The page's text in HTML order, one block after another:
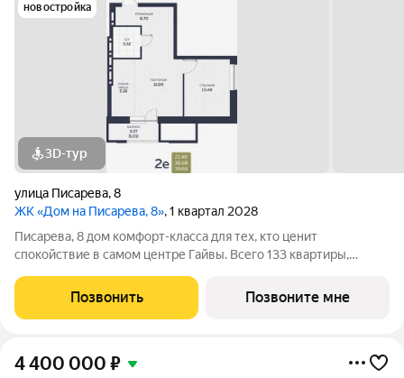
новостройка
3D-тур
улица Писарева,8
ЖК «Дом на Писарева, 8», 1 квартал 2028
Писарева, 8 дом комфорт-класса для тех, кто ценит
спокойствие в самом центре Гайвы. Всего 133 квартиры,
зарубежного производства. Всё необходимое в пешей
доступности: детские сады и гимназия,
Позвонить Позвоните мне
4 400 000 ₽